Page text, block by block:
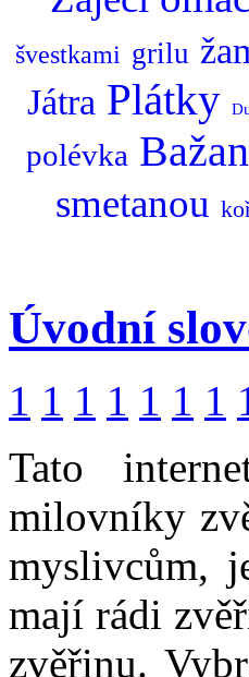
švestkami grilu
Játra Plátky
polévka
smetanou
Úvodní
1 1 1 1 1 1 1
Tato
milovníky
myslivcům,
mají rádi
zvěřinu.